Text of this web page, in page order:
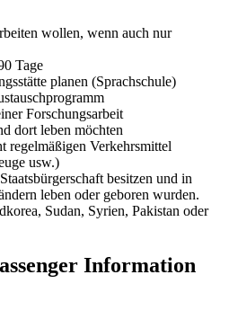
wollen, wenn auch nur
Tage
planen (Sprachschule)
Forschungsarbeit
dort leben möchten
regelmäßigen Verkehrsmittel
usw.)
besitzen und in
leben oder geboren wurden.
Sudan, Syrien, Pakistan oder
Information